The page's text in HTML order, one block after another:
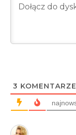
3 KOMENTARZE